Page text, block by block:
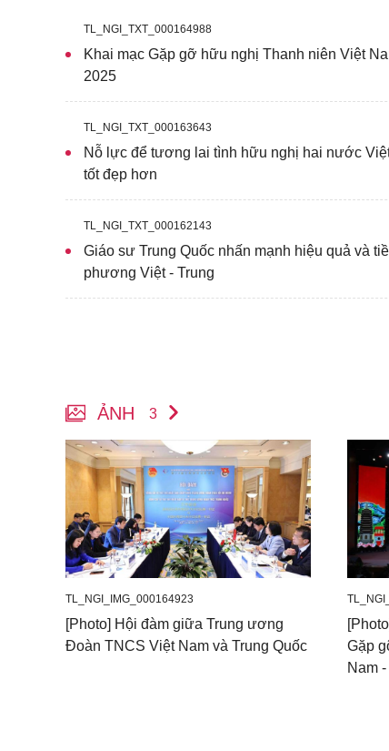
TL_NGI_TXT_000164988
Khai mạc Gặp gỡ hữu nghị Thanh niên Việt
2025
TL_NGI_TXT_000163643
Nỗ lực để tương lai tình hữu nghị hai nước
tốt đẹp hơn
TL_NGI_TXT_000162143
Giáo sư Trung Quốc nhấn mạnh hiệu quả và
phương Việt - Trung
ẢNH 3
TL_NGI_IMG_000164923
[Photo] Hội đàm giữa Trung ương
Đoàn TNCS Việt Nam và Trung Quốc
Gặp
Nam